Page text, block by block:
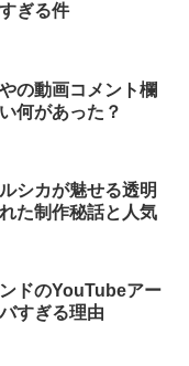
ぎる件
の動画コメント欄
何があった？
シカが魅せる透明
た制作秘話と人気
ドのYouTubeアー
すぎる理由